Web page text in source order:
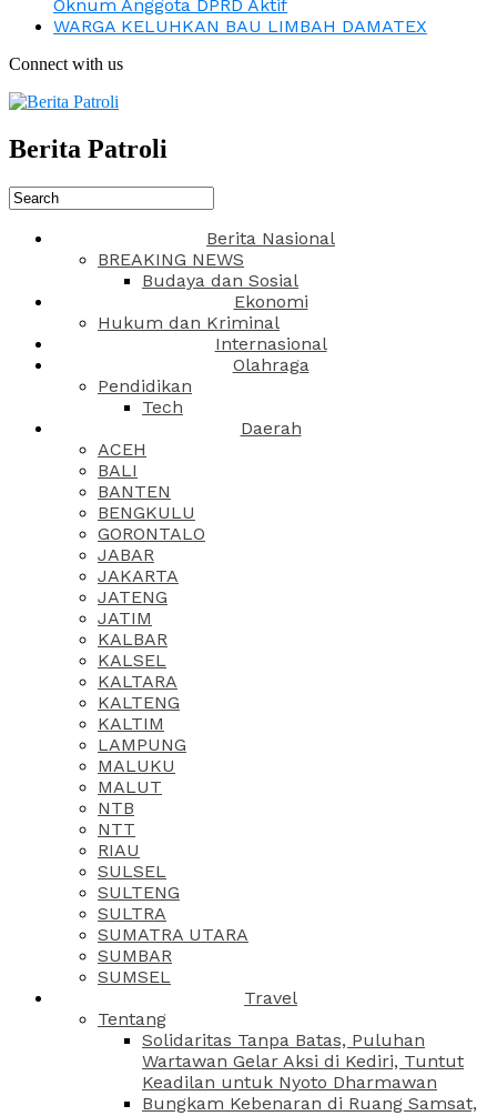
Oknum Anggota DPRD Aktif
WARGA KELUHKAN BAU LIMBAH DAMATEX
Connect with us
Berita Patroli
Berita Nasional
BREAKING NEWS
Budaya dan Sosial
Ekonomi
Hukum dan Kriminal
Internasional
Olahraga
Pendidikan
Tech
Daerah
ACEH
BALI
BANTEN
BENGKULU
GORONTALO
JABAR
JAKARTA
JATENG
JATIM
KALBAR
KALSEL
KALTARA
KALTENG
KALTIM
LAMPUNG
MALUKU
MALUT
NTB
NTT
RIAU
SULSEL
SULTENG
SULTRA
SUMATRA UTARA
SUMBAR
SUMSEL
Travel
Tentang
Solidaritas Tanpa Batas, Puluhan
Wartawan Gelar Aksi di Kediri, Tuntut
Keadilan untuk Nyoto Dharmawan
Bungkam Kebenaran di Ruang Samsat,